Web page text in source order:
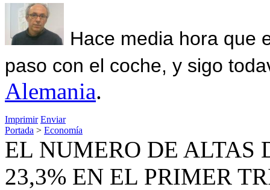
Hace media hora que
paso con el coche, y sigo
Alemania.
Imprimir Enviar
Portada > Economía
EL NUMERO DE ALTAS
23,3% EN EL PRIMER